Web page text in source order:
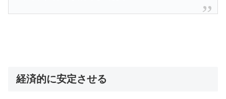
経済的に安定させる